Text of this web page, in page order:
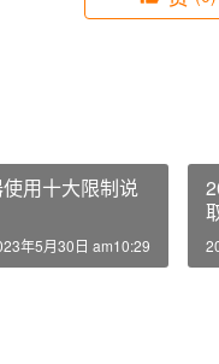
用十大限制说
年5月30日 am10:29